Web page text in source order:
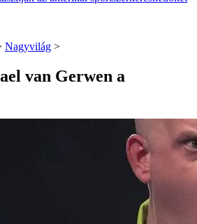
Nagyvilág >
van Gerwen a